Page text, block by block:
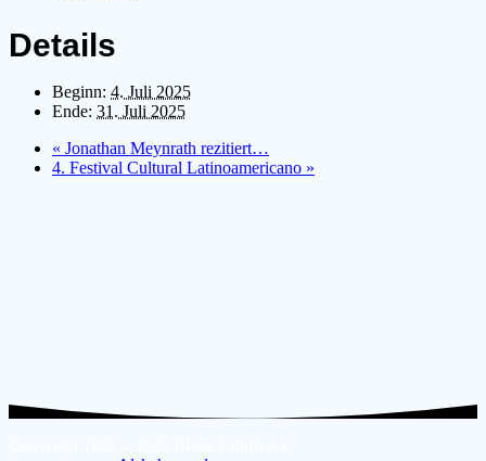
Details
Beginn: 4. Juli 2025
Ende: 31. Juli 2025
« Jonathan Meynrath rezitiert…
4. Festival Cultural Latinoamericano »